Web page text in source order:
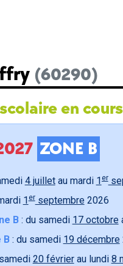
(60290)
en cours
ZONE B
4 juilletau mardi 1 er
1erseptembre 2026
B: du samedi 17 octobre
B: du samedi 19 décembre
20 févrierau lundi 8